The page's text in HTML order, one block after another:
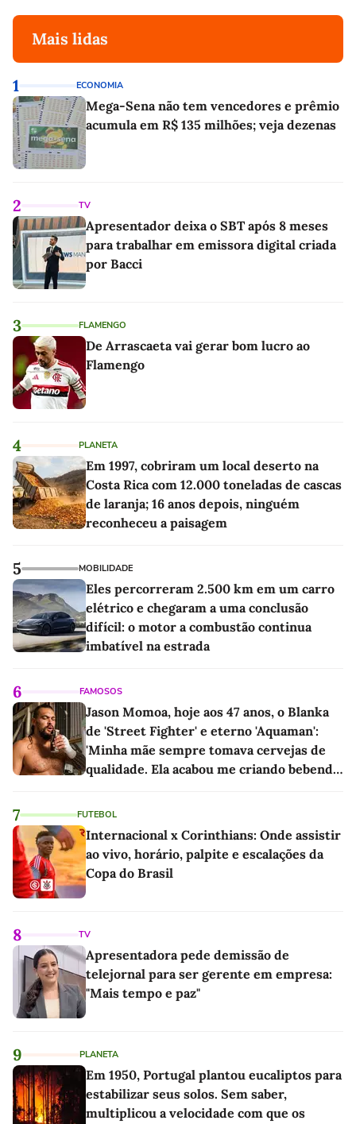
Mais lidas
1 ECONOMIA
Mega-Sena não tem vencedores e prêmio
acumula em R$ 135 milhões; veja dezenas
2 TV
Apresentador deixa o SBT após 8 meses
para trabalhar em emissora digital criada
por Bacci
3 FLAMENGO
De Arrascaeta vai gerar bom lucro ao
Flamengo
4 PLANETA
Em 1997, cobriram um local deserto na
Costa Rica com 12.000 toneladas de cascas
de laranja; 16 anos depois, ninguém
reconheceu a paisagem
5 MOBILIDADE
Eles percorreram 2.500 km em um carro
elétrico e chegaram a uma conclusão
difícil: o motor a combustão continua
imbatível na estrada
6 FAMOSOS
Jason Momoa, hoje aos 47 anos, o Blanka
de 'Street Fighter' e eterno 'Aquaman':
'Minha mãe sempre tomava cervejas de
qualidade. Ela acabou me criando bebendo
7 FUTEBOL
Internacional x Corinthians: Onde assistir
ao vivo, horário, palpite e escalações da
Copa do Brasil
8 TV
Apresentadora pede demissão de
telejornal para ser gerente em empresa:
"Mais tempo e paz"
9 PLANETA
Em 1950, Portugal plantou eucaliptos para
estabilizar seus solos. Sem saber,
multiplicou a velocidade com que os